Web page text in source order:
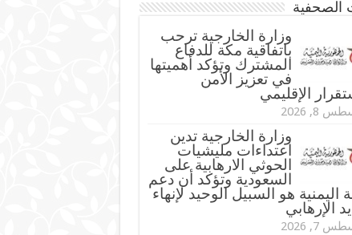
الصحفية
وزارة الخارجية ترحب
باتفاقية مكة للدفاع
المشترك وتؤكد أهميتها
في تعزيز الأمن
الإقليمي
8, 2026
وزارة الخارجية تدين
اعتداءات مليشيات
الحوثي الارهابية على
السعودية وتؤكد أن دعم
اليمنية هو السبيل الوحيد لإنهاء
الإرهابي
7, 2026